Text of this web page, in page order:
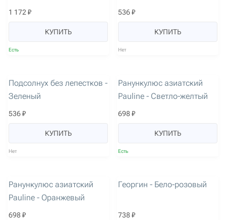
1 172 ₽
КУПИТЬ
Есть
536 ₽
КУПИТЬ
Нет
Подсолнух без лепестков -
Зеленый
536 ₽
КУПИТЬ
Нет
Ранункулюс азиатский
Pauline - Светло-желтый
698 ₽
КУПИТЬ
Есть
Ранункулюс азиатский
Pauline - Оранжевый
698 ₽
Георгин - Бело-розовый
738 ₽